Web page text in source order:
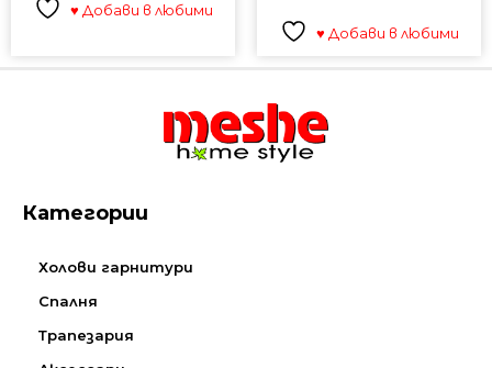
♥ Добави в любими
♥ Добави в любими
Категории
Холови гарнитури
Спалня
Трапезария